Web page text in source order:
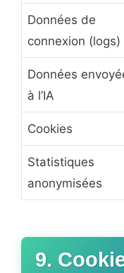
Données de
connexion (logs)
Données
à l’IA
Cookies
Statistiques
anonymisées
9.